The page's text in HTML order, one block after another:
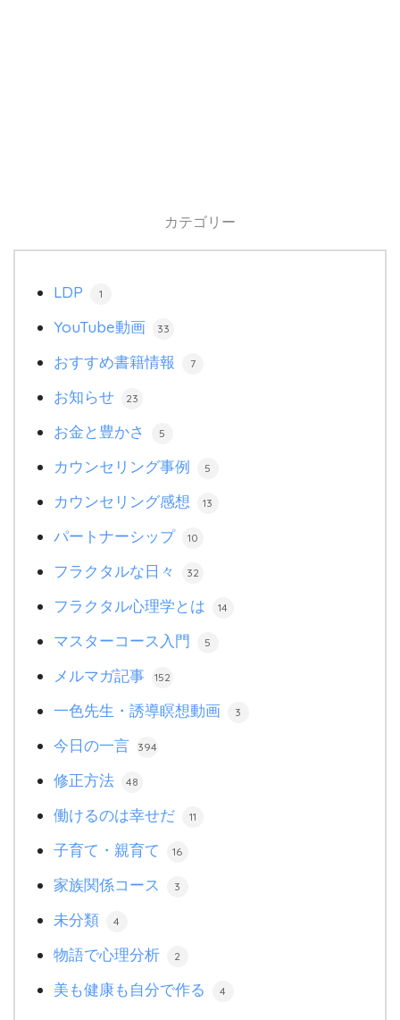
カテゴリー
LDP 1
YouTube動画 33
おすすめ書籍情報 7
お知らせ 23
お金と豊かさ 5
カウンセリング事例 5
カウンセリング感想 13
パートナーシップ 10
フラクタルな日々 32
フラクタル心理学とは 14
マスターコース入門 5
メルマガ記事 152
一色先生・誘導瞑想動画 3
今日の一言 394
修正方法 48
働けるのは幸せだ 11
子育て・親育て 16
家族関係コース 3
未分類 4
物語で心理分析 2
美も健康も自分で作る 4